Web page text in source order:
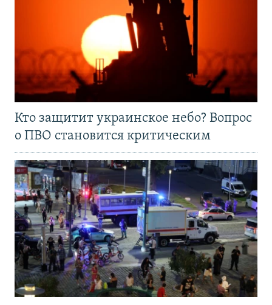
Кто защитит украинское небо? Вопрос
о ПВО становится критическим